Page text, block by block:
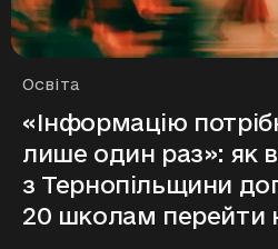
Рубрики
Освіта
«Інформацію
лише один раз»: як
з Тернопільщини
20 школам перейти